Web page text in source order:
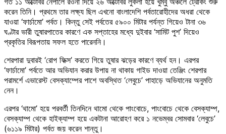
করেন তিনি। প্রথমে তার লক্ষ্য ছিল এখনো বাংলাদেশি পর্বতারোহীদের অধরা থেকে
যাওয়া ‘ফার্চামো’ পর্বত। কিন্তু সেই পর্বতের ৫৯০০ মিটার পর্যন্ত গিয়েও টানা ৩৬
ঘণ্টার ভারী তুষারপাতের কারণে এক সপ্তাহের মধ্যে দুইবার ‘সামিট পুশ’ দিয়েও
প্রকৃতির বিরূপতায় সফল হতে পারেননি।
শেরপারা দুবারই ‘রোপ ফিক্স’ করতে গিয়ে তুষার ঝড়ের কারণে ব্যর্থ হন। এরপর
‘ফার্চামো’ পর্বতে আর অভিযান করার উপায় না থাকায় গাইড দাওয়া তেঞ্জিং শেরপার
পরামর্শে এভারেস্ট বেসক্যাম্পের পাশে অবস্থিত ‘লেবুচে’ পাহাড়ে অভিযানের অনুমতি
নেন।
এরপর ‘থামো’ হয়ে পরবর্তী তিনদিনে থামো থেকে পাংবোচে, পাংবোচে থেকে বেসক্যাম্প,
বেসক্যাম্প থেকে হাইক্যাম্প হয়ে একটানা আরোহণ করে ১ নভেম্বর সোমবার ‘লেবুচে’
(৬১১৯ মিটার) পর্বত জয় করেন শান্তু।